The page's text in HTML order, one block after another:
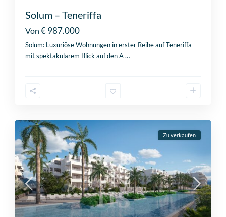
Solum – Teneriffa
Von € 987.000
Solum: Luxuriöse Wohnungen in erster Reihe auf Teneriffa
mit spektakulärem Blick auf den A…
Zu verkaufen